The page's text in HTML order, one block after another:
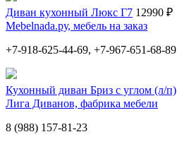
Диван кухонный Люкс Г7 12990 ₽
Мebelnada.ру, мебель на заказ
+7-918-625-44-69, +7-967-651-68-89
Кухонный диван Бриз с углом (л/п)
Лига Диванов, фабрика мебели
8 (988) 157-81-23